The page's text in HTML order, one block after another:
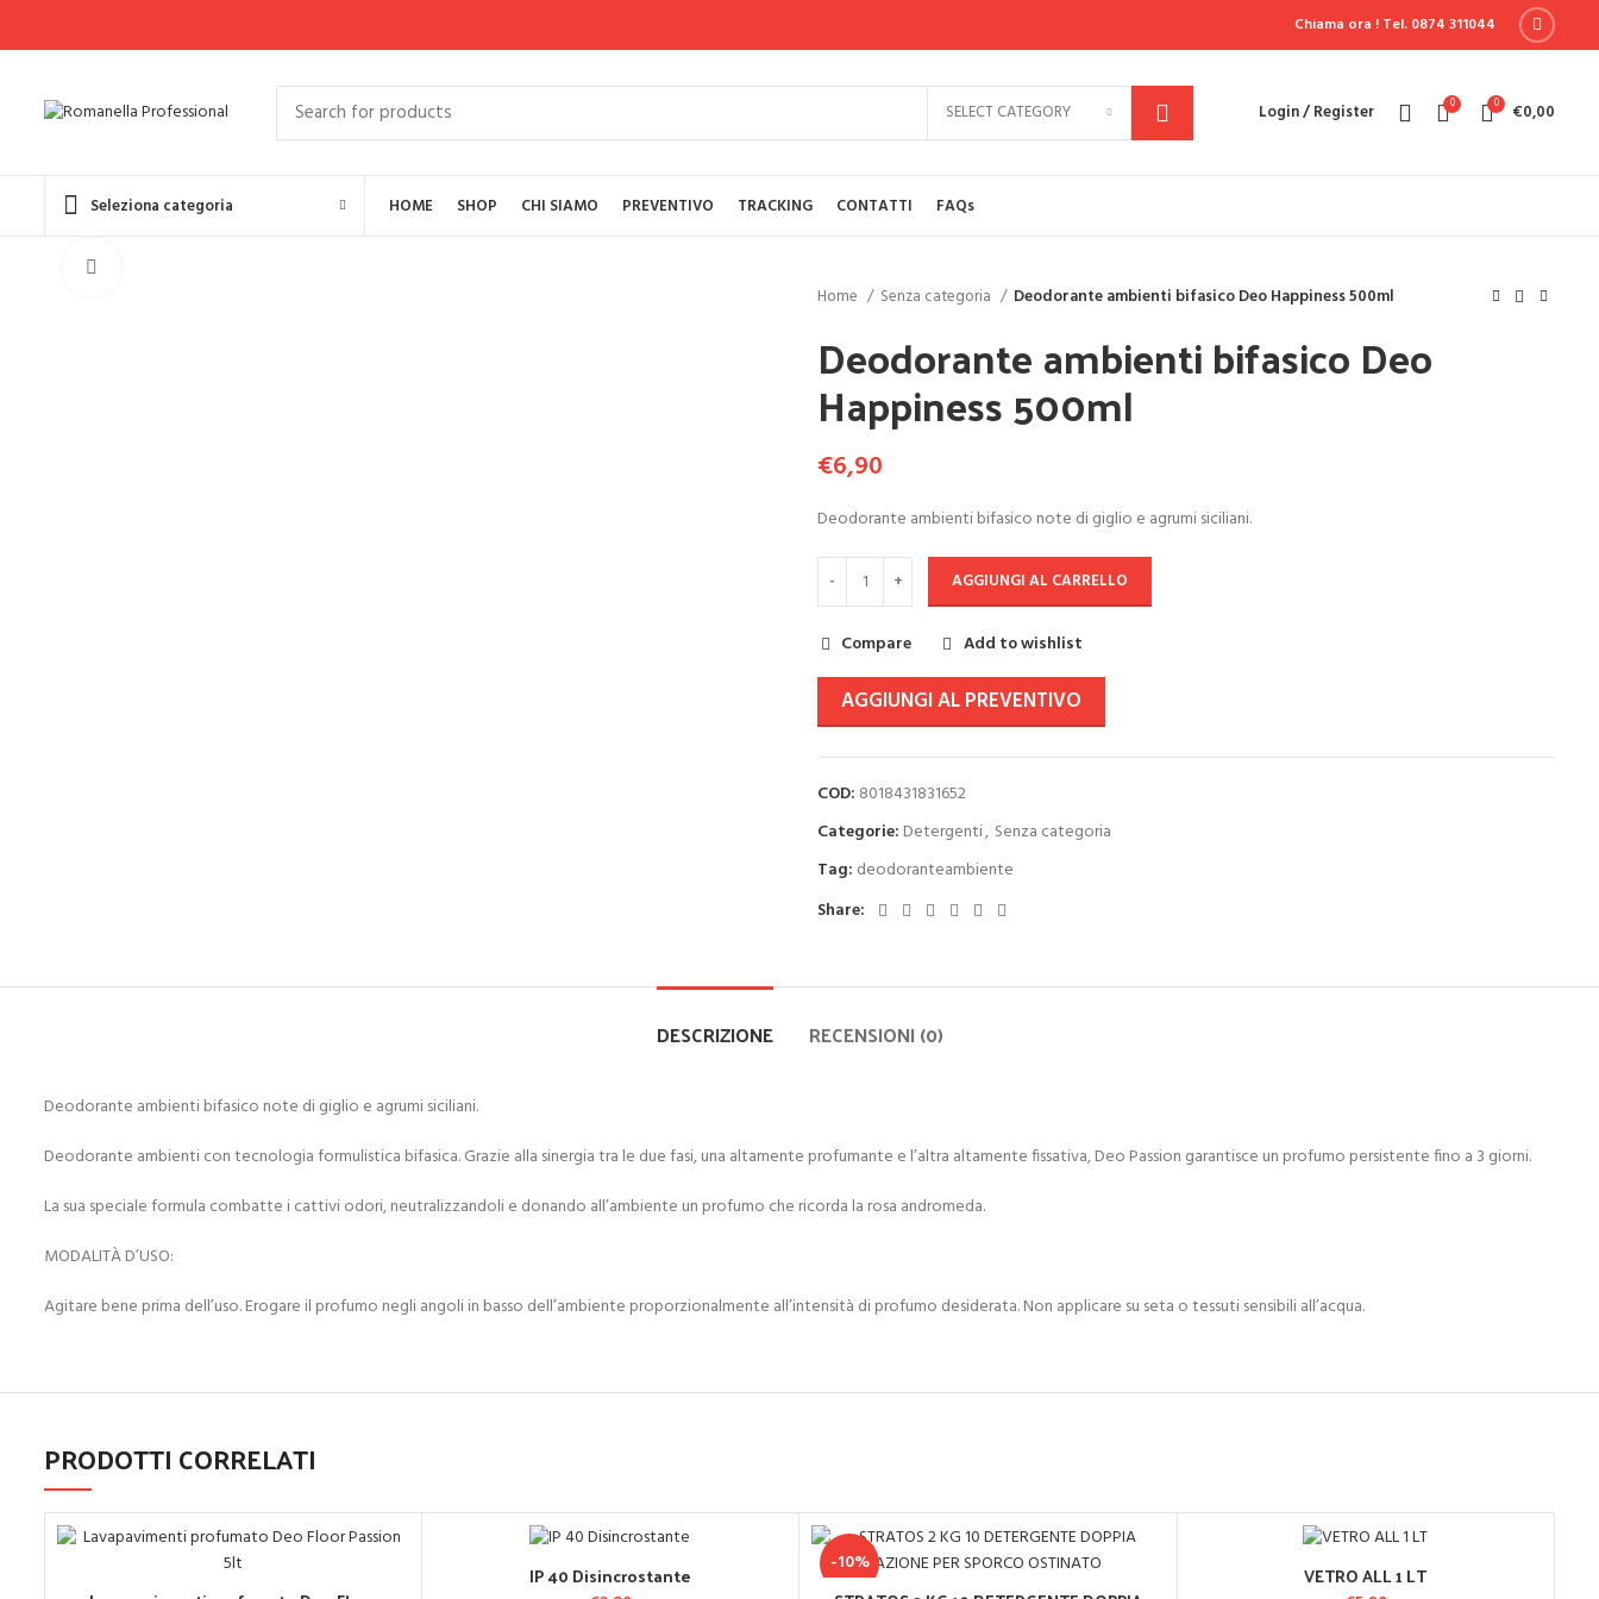
Chiama ora ! Tel. 0874 311044
SELECT CATEGORY Login / Register 0 0 €0,00
Seleziona categoria HOME SHOP CHI SIAMO PREVENTIVO TRACKING CONTATTI FAQs
Home
Senza categoria Deodorante ambienti bifasico Deo Happiness 500ml
Deodorante ambienti bifasico Deo
Happiness 500ml
€6,90
Deodorante ambienti bifasico note di giglio e agrumi siciliani.
AGGIUNGI AL CARRELLO
Compare Add to wishlist
AGGIUNGI AL PREVENTIVO
COD: 8018431831652
Categorie: Detergenti, Senza categoria
Tag: deodoranteambiente
Share:
DESCRIZIONE RECENSIONI (0)
Deodorante ambienti bifasico note di giglio e agrumi siciliani.
Deodorante ambienti con tecnologia formulistica bifasica. Grazie alla sinergia tra le due fasi, una altamente profumante e l’altra altamente fissativa, Deo Passion garantisce un profumo persistente fino a 3 giorni.
La sua speciale formula combatte i cattivi odori, neutralizzandoli e donando all’ambiente un profumo che ricorda la rosa andromeda.
MODALITÀ D’USO:
Agitare bene prima dell’uso. Erogare il profumo negli angoli in basso dell’ambiente proporzionalmente all’intensità di profumo desiderata. Non applicare su seta o tessuti sensibili all’acqua.
PRODOTTI CORRELATI
AGGIUNGI AL CARRELLO
IP 40 Disincrostante -10% AGGIUNGI AL CARRELLO
VETRO ALL 1 LT